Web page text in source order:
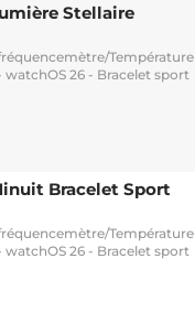
Stellaire
Température
26 - Bracelet sport
Bracelet Sport
Température
26 - Bracelet sport